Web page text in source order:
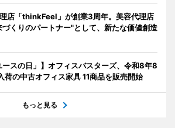
店「thinkFeel」が創業3周年。美容代理店
くりのパートナー"として、新たな価値創造
ースの日」】オフィスバスターズ、令和8年8
荷の中古オフィス家具 11商品を販売開始
もっと見る